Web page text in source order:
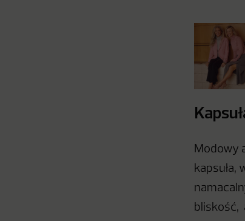
Modowy
kapsuła,
bliskość,